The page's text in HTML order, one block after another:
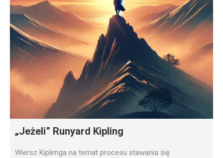
„Jeżeli” Runyard Kipling
Wiersz Kiplimga na temat procesu stawania się